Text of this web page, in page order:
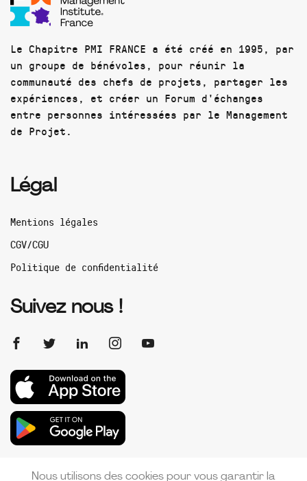
Le Chapitre PMI FRANCE a été créé en 1995, par
un groupe de bénévoles, pour réunir la
communauté des chefs de projets, partager les
expériences, et créer un Forum d'échanges
entre personnes intéressées par le Management
de Projet.
Légal
Mentions légales
CGV/CGU
Politique de confidentialité
Suivez nous !
Nous utilisons des cookies pour vous garantir la